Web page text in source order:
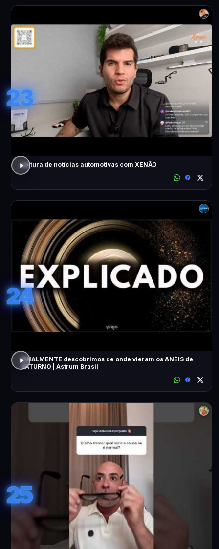
23
Leitura de notícias automotivas com XENÃO
24
FINALMENTE descobrimos de onde vieram os ANÉIS de
SATURNO | Astrum Brasil
25